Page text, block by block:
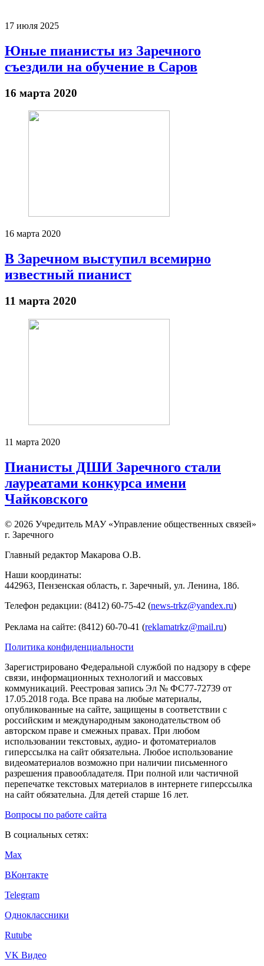
17 июля 2025
Юные пианисты из Заречного
съездили на обучение в Саров
16 марта 2020
16 марта 2020
В Заречном выступил всемирно
известный пианист
11 марта 2020
11 марта 2020
Пианисты ДШИ Заречного стали
лауреатами конкурса имени
Чайковского
© 2026 Учредитель МАУ «Управление общественных связей»
г. Заречного
Главный редактор Макарова О.В.
Наши координаты:
442963, Пензенская область, г. Заречный, ул. Ленина, 18б.
Телефон редакции: (8412) 60-75-42 (news-trkz@yandex.ru)
Реклама на сайте: (8412) 60-70-41 (reklamatrkz@mail.ru)
Политика конфиденциальности
Зарегистрировано Федеральной службой по надзору в сфере
связи, информационных технологий и массовых
коммуникаций. Реестровая запись Эл № ФС77-72739 от
17.05.2018 года. Все права на любые материалы,
опубликованные на сайте, защищены в соответствии с
российским и международным законодательством об
авторском праве и смежных правах. При любом
использовании текстовых, аудио- и фотоматериалов
гиперссылка на сайт обязательна. Любое использование
видеоматериалов возможно при наличии письменного
разрешения правообладателя. При полной или частичной
перепечатке текстовых материалов в интернете гиперссылка
на сайт обязательна. Для детей старше 16 лет.
Вопросы по работе сайта
В социальных сетях:
Max
ВКонтакте
Telegram
Одноклассники
Rutube
VK Видео